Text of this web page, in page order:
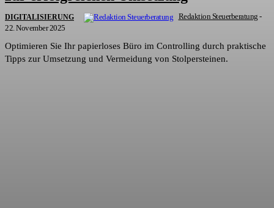
DIGITALISIERUNG Redaktion Steuerberatung -
22. November 2025
Optimieren Sie Ihr papierloses Büro im Controlling durch praktische
Tipps zur Umsetzung und Vermeidung von Stolpersteinen.